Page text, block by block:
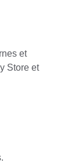
et
Store et